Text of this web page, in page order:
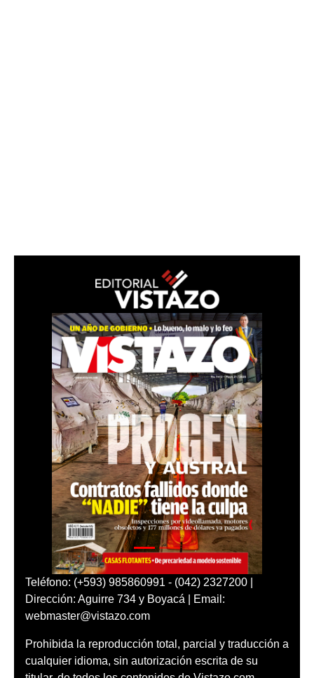
Teléfono: (+593) 985860991 - (042) 2327200 |
Dirección: Aguirre 734 y Boyacá | Email:
webmaster@vistazo.com
Prohibida la reproducción total, parcial y traducción a
cualquier idioma, sin autorización escrita de su